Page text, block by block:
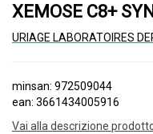
XEMOSE C8+
URIAGE LABORATOIRES
minsan: 972509044
ean: 3661434005916
Vai alla descrizione